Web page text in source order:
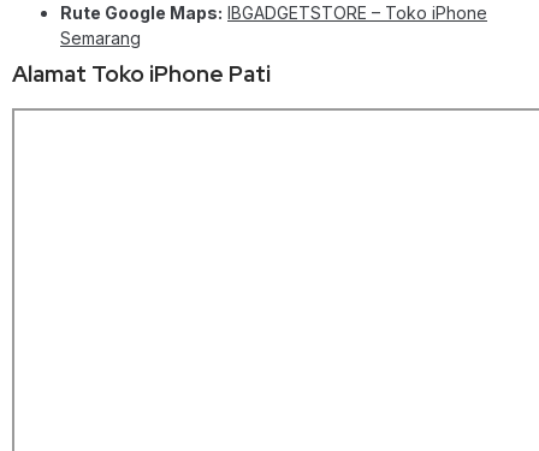
Rute Google Maps: IBGADGETSTORE – Toko iPhone
Semarang
Alamat Toko iPhone Pati